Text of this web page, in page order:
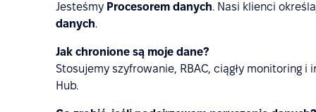
Jesteśmy Procesorem danych. Nasi klienci
danych.
Jak chronione są moje dane?
Stosujemy szyfrowanie, RBAC, ciągły monitoring
Hub.